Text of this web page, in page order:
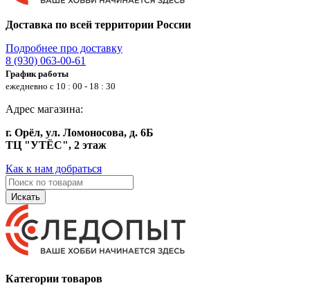
Доставка по всей территории России
Подробнее про доставку
8 (930) 063-00-61
График работы
ежедневно с 10 : 00 - 18 : 30
Адрес магазина:
г. Орёл, ул. Ломоносова, д. 6Б
ТЦ "УТЁС", 2 этаж
Как к нам добраться
Искать
Категории товаров